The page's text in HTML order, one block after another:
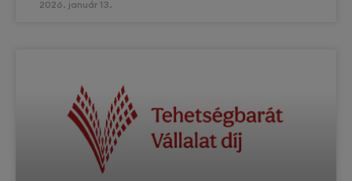
2026. január 13.